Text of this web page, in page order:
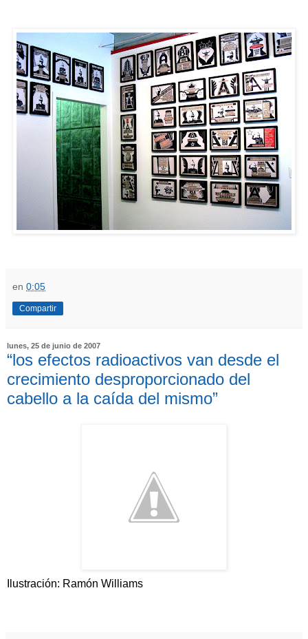
en 0:05
Compartir
lunes, 25 de junio de 2007
“los efectos radioactivos van desde el
crecimiento desproporcionado del
cabello a la caída del mismo”
Ilustración: Ramón Williams